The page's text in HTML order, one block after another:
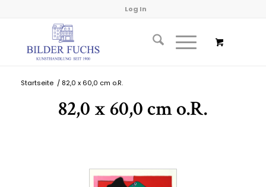
Log In
Startseite / 82,0 x 60,0 cm o.R.
82,0 x 60,0 cm o.R.